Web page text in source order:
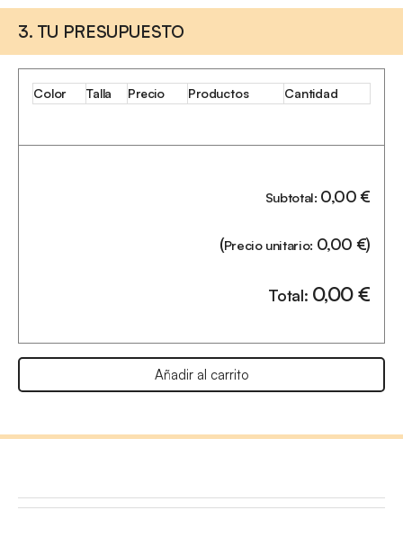
3. TU PRESUPUESTO
Color Talla Precio Productos Cantidad
Subtotal: 0,00€
(Precio unitario: 0,00 €)
Total: 0,00€
Añadir al carrito